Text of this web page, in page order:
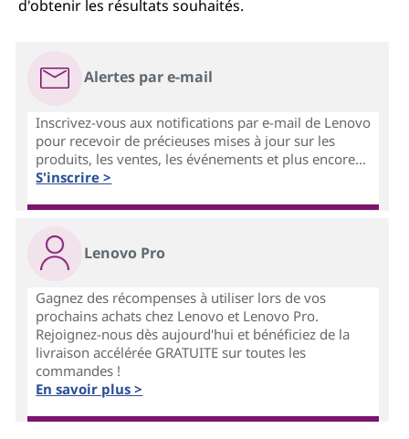
d'obtenir les résultats souhaités.
Alertes par e-mail
Inscrivez-vous aux notifications par e-mail de Lenovo
pour recevoir de précieuses mises à jour sur les
produits, les ventes, les événements et plus encore...
S'inscrire >
Lenovo Pro
Gagnez des récompenses à utiliser lors de vos
prochains achats chez Lenovo et Lenovo Pro.
Rejoignez-nous dès aujourd'hui et bénéficiez de la
livraison accélérée GRATUITE sur toutes les
commandes !
En savoir plus >